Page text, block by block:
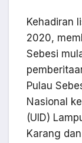
Kehadiran
2020,
Sebesi
Pulau
Nasional
(UID)
Karang